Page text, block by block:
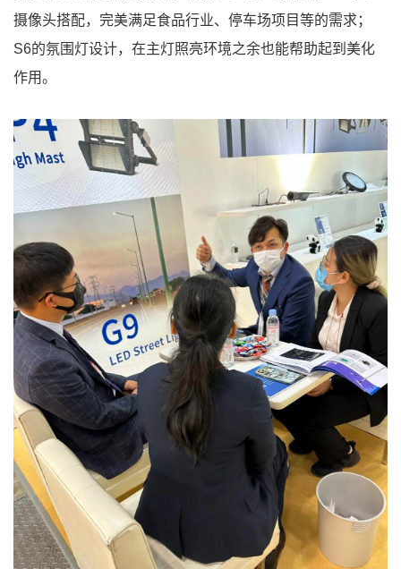
摄像头搭配，完美满足食品行业、停车场项目等的需求；
S6的氛围灯设计，在主灯照亮环境之余也能帮助起到美化
作用。